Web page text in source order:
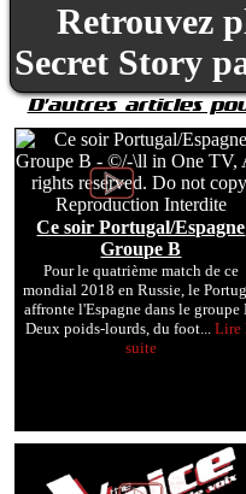
Retrouvez
Secret Story
D'autres articles
Ce soir Portugal/Espagne
Groupe B
Pour le quatrième match de ce
mondial 2018 en Russie, le
affronte l'Espagne dans le groupe
Deux poids-lourds, du foot... Lire
suite